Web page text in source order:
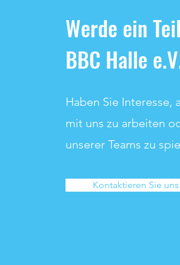
Werde ein
BBC Halle
Haben Sie Interesse,
mit uns zu arbeiten
unserer Teams zu
Kontaktieren Sie uns